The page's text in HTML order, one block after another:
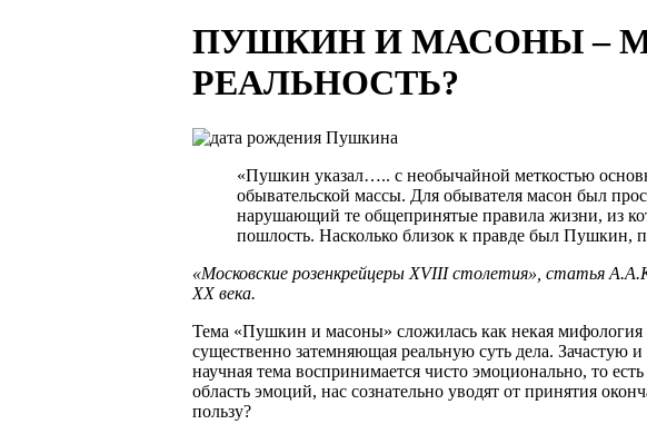
ПУШКИН И МАСОНЫ –
РЕАЛЬНОСТЬ?
«Пушкин указал….. с необычайной меткостью
обывательской массы. Для обывателя масон был
нарушающий те общепринятые правила жизни, из
пошлость. Насколько близок к правде был Пушкин,
«Московские розенкрейцеры XVIII столетия», статья
ХХ века.
Тема «Пушкин и масоны» сложилась как некая
существенно затемняющая реальную суть дела. Зачастую
научная тема воспринимается чисто эмоционально, то
область эмоций, нас сознательно уводят от принятия
пользу?